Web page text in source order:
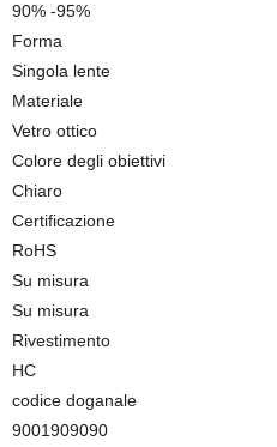
90% -95%
Forma
Singola lente
Materiale
Vetro ottico
Colore degli obiettivi
Chiaro
Certificazione
RoHS
Su misura
Su misura
Rivestimento
HC
codice doganale
9001909090